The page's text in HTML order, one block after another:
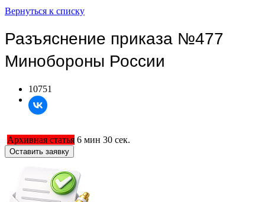
Вернуться к списку
Разъяснение приказа №477
Минобороны России
10751
Архивная статья 6 мин 30 сек.
Оставить заявку